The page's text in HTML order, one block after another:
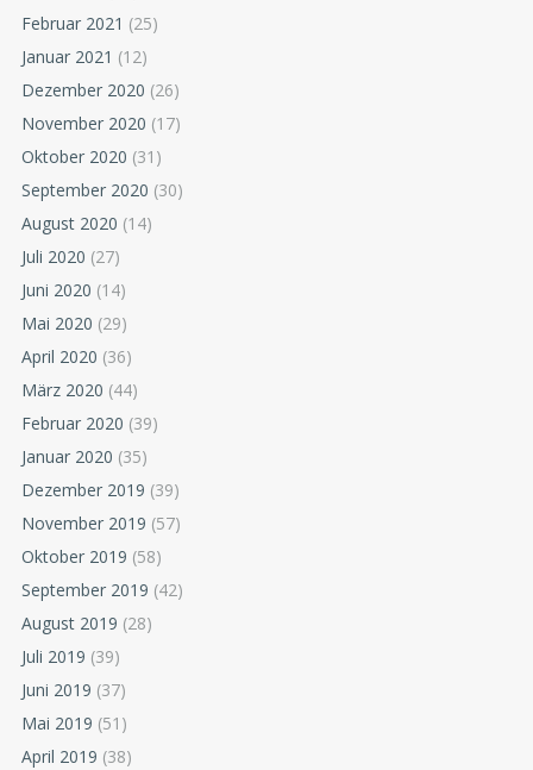
Februar 2021 (25)
Januar 2021 (12)
Dezember 2020 (26)
November 2020 (17)
Oktober 2020 (31)
September 2020 (30)
August 2020 (14)
Juli 2020 (27)
Juni 2020 (14)
Mai 2020 (29)
April 2020 (36)
März 2020 (44)
Februar 2020 (39)
Januar 2020 (35)
Dezember 2019 (39)
November 2019 (57)
Oktober 2019 (58)
September 2019 (42)
August 2019 (28)
Juli 2019 (39)
Juni 2019 (37)
Mai 2019 (51)
April 2019 (38)